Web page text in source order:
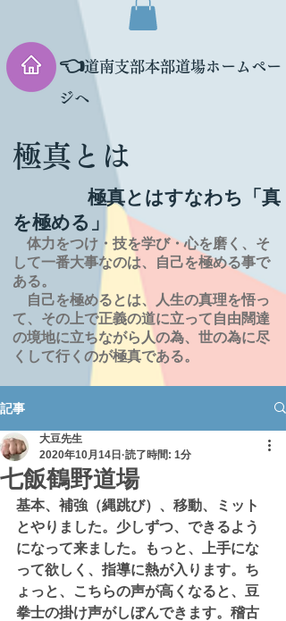
👈道南支部本部道場ホームペー
ジへ
極真とは
極真とはすなわち「真
を極める」
体力をつけ・技を学び・心を磨く、そ
して一番大事なのは、自己を極める事で
ある。
自己を極めるとは、
人生の真理を悟っ
て、その上で正義の道に立って自由闊達
の境地に立ちながら人の為、世の為に尽
くして行くのが極真である。
記事
七飯鶴野道場
大豆先生
2020年10月14日 読了時間: 1分
基本、補強（縄跳び）、移動、ミット
とやりました。少しずつ、できるよう
になって来ました。もっと、上手にな
って欲しく、指導に熱が入ります。ち
ょっと、こちらの声が高くなると、豆
拳士の掛け声がしぼんできます。稽古